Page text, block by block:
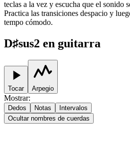
teclas a la vez y escucha que el sonido
Practica las transiciones despacio y
tempo cómodo.
D♯sus2 en guitarra
Tocar Arpegio
Mostrar:
Dedos Notas
Intervalos
Ocultar nombres de cuerdas